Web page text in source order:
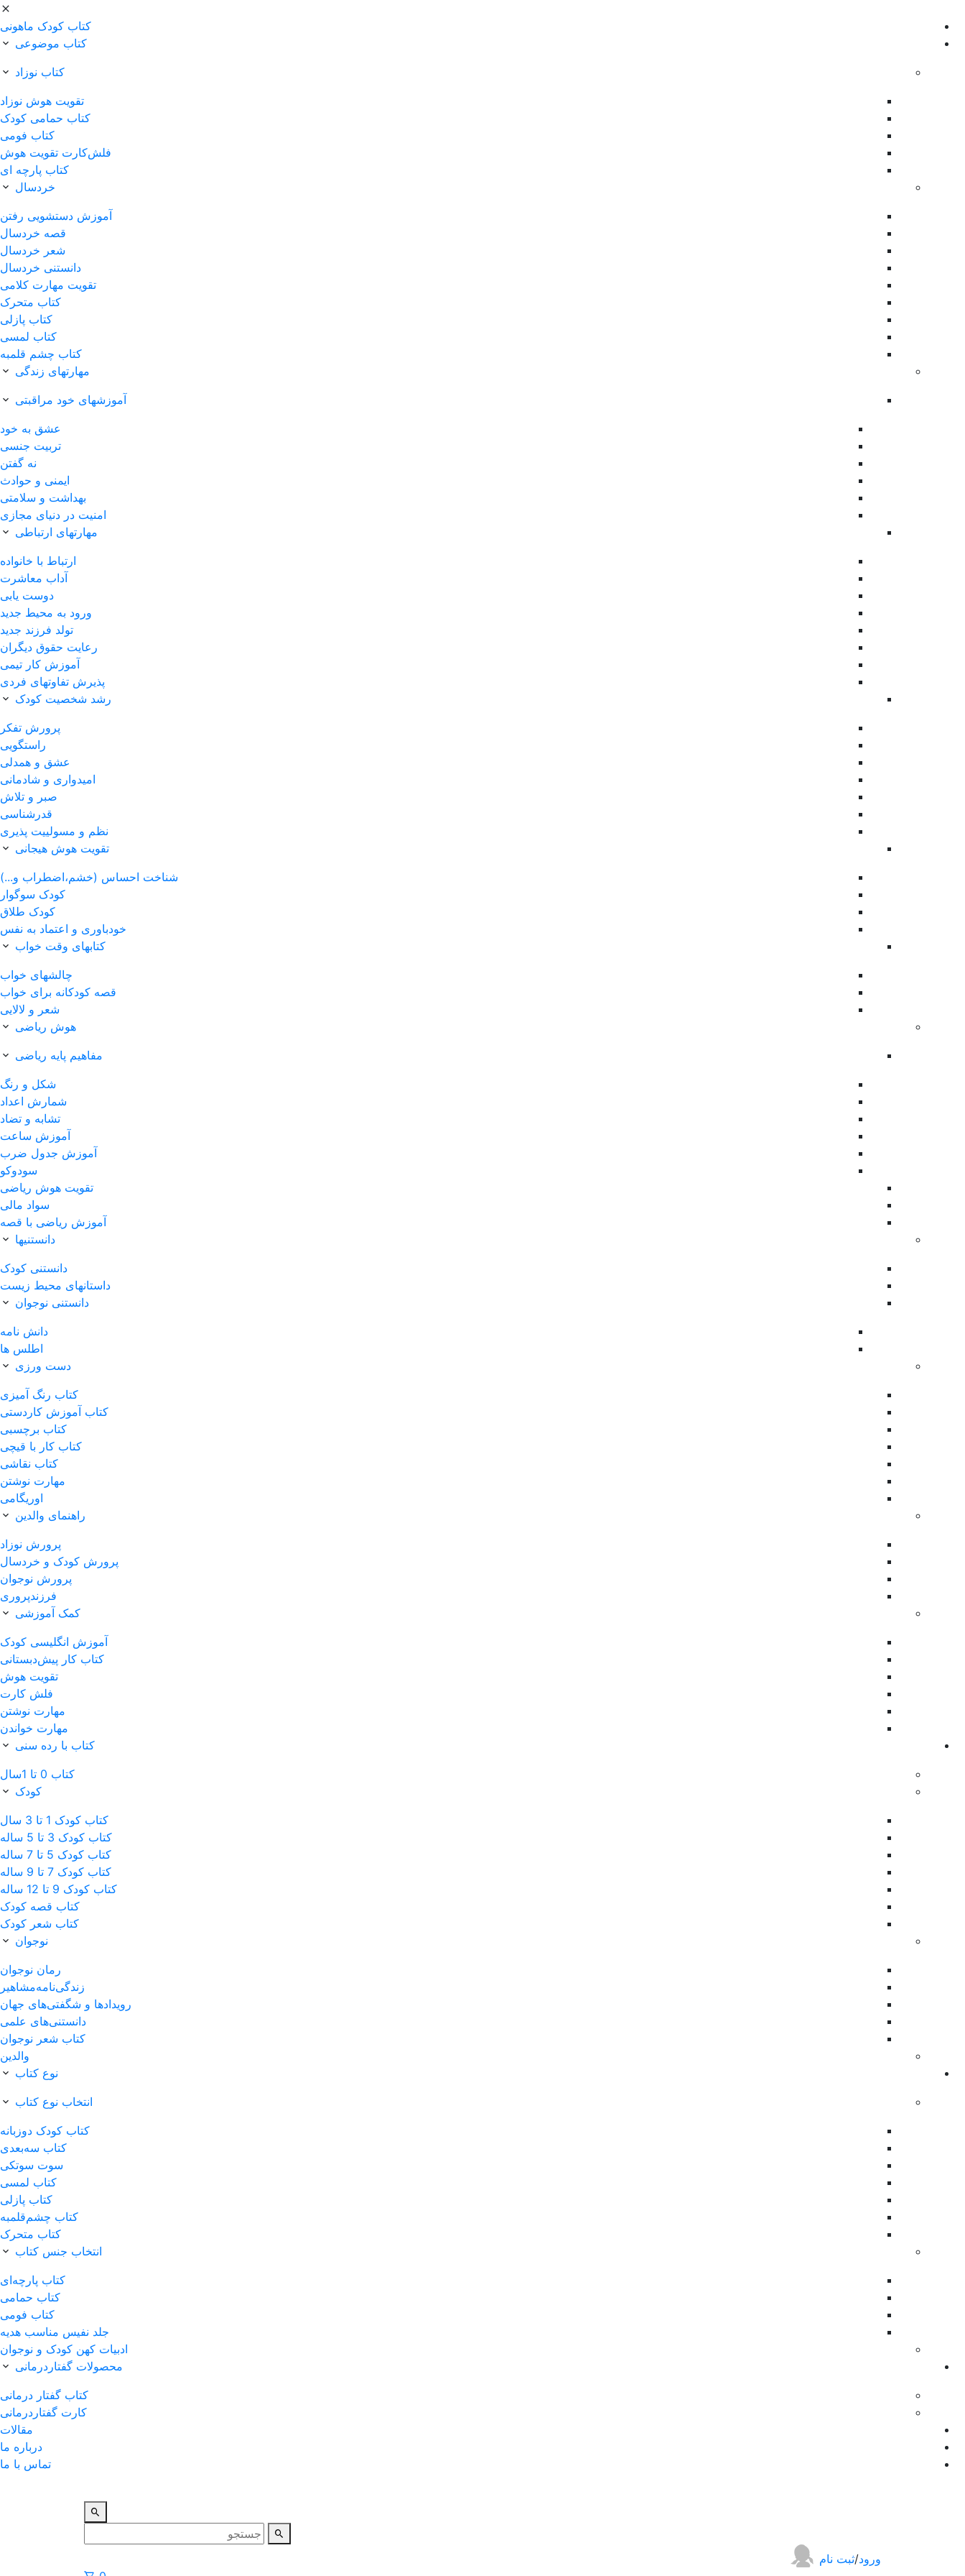
کتاب کودک ماهونی
کتاب موضوعی
کتاب نوزاد
تقویت هوش نوزاد
کتاب حمامی کودک
کتاب فومی
فلش‌کارت تقویت هوش
کتاب پارچه ای
خردسال
آموزش دستشویی رفتن
قصه خردسال
شعر خردسال
دانستنی خردسال
تقویت مهارت کلامی
کتاب متحرک
کتاب پازلی
کتاب لمسی
کتاب چشم قلمبه
مهارتهای زندگی
آموزشهای خود مراقبتی
عشق به خود
تربیت جنسی
نه گفتن
ایمنی و حوادث
بهداشت و سلامتی
امنیت در دنیای مجازی
مهارتهای ارتباطی
ارتباط با خانواده
آداب معاشرت
دوست یابی
ورود به محیط جدید
تولد فرزند جدید
رعایت حقوق دیگران
آموزش کار تیمی
پذیرش تفاوتهای فردی
رشد شخصیت کودک
پرورش تفکر
راستگویی
عشق و همدلی
امیدواری و شادمانی
صبر و تلاش
قدرشناسی
نظم و مسولییت پذیری
تقویت هوش هیجانی
شناخت احساس (خشم،اضطراب و...)
کودک سوگوار
کودک طلاق
خودباوری و اعتماد به نفس
کتابهای وقت خواب
چالشهای خواب
قصه کودکانه برای خواب
شعر و لالایی
هوش ریاضی
مفاهیم پایه ریاضی
شکل و رنگ
شمارش اعداد
تشابه و تضاد
آموزش ساعت
آموزش جدول ضرب
سودوکو
تقویت هوش ریاضی
سواد مالی
آموزش ریاضی با قصه
دانستنیها
دانستنی کودک
داستانهای محیط زیست
دانستنی نوجوان
دانش نامه
اطلس ها
دست ورزی
کتاب رنگ آمیزی
کتاب آموزش کاردستی
کتاب برچسبی
کتاب کار با قیچی
کتاب نقاشی
مهارت نوشتن
اوریگامی
راهنمای والدین
پرورش نوزاد
پرورش کودک و خردسال
پرورش نوجوان
فرزندپروری
کمک آموزشی
آموزش انگلیسی کودک
کتاب‌ کار پیش‌دبستانی
تقویت هوش
فلش کارت
مهارت نوشتن
مهارت خواندن
کتاب با رده سنی
کتاب 0 تا 1سال
کودک
کتاب کودک 1 تا 3 سال
کتاب کودک 3 تا 5 ساله
کتاب کودک 5 تا 7 ساله
کتاب کودک 7 تا 9 ساله
کتاب کودک 9 تا 12 ساله
کتاب قصه کودک
کتاب شعر کودک
نوجوان
رمان نوجوان
زندگی‌نامه‌مشاهیر
رویدادها‌ و‌ شگفتی‌های‌ جهان
دانستنی‌های علمی
کتاب شعر نوجوان
والدین
نوع کتاب
انتخاب نوع کتاب
کتاب کودک دوزبانه
کتاب سه‌بعدی
سوت سوتکی
کتاب لمسی
کتاب پازلی
کتاب چشم‌قلمبه
کتاب متحرک
انتخاب جنس کتاب
کتاب پارچه‌ای
کتاب حمامی
کتاب فومی
جلد نفیس مناسب هدیه
ادبیات کهن کودک و نوجوان
محصولات گفتاردرمانی
کتاب گفتار درمانی
کارت گفتاردرمانی
مقالات
درباره ما
تماس با ما
ورود/ثبت نام